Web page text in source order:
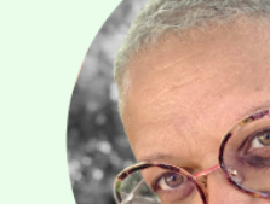
commentaires sont